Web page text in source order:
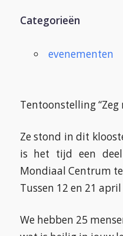
Categorieën
evenementen
Tentoonstelling “Zeg
Ze stond in dit
is het tijd een
Mondiaal Centrum
Tussen 12 en 21
We hebben 25